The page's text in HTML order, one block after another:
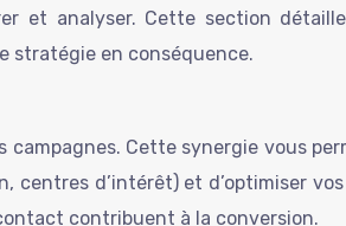
et analyser. Cette section
stratégie en conséquence.
Cette synergie vous
d’intérêt) et d’optimiser
contribuent à la conversion.